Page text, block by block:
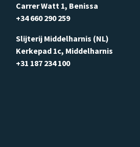
Carrer Watt 1, Benissa
+34 660 290 259
Slijterij Middelharnis (NL)
Kerkepad 1c, Middelharnis
+31 187 234 100